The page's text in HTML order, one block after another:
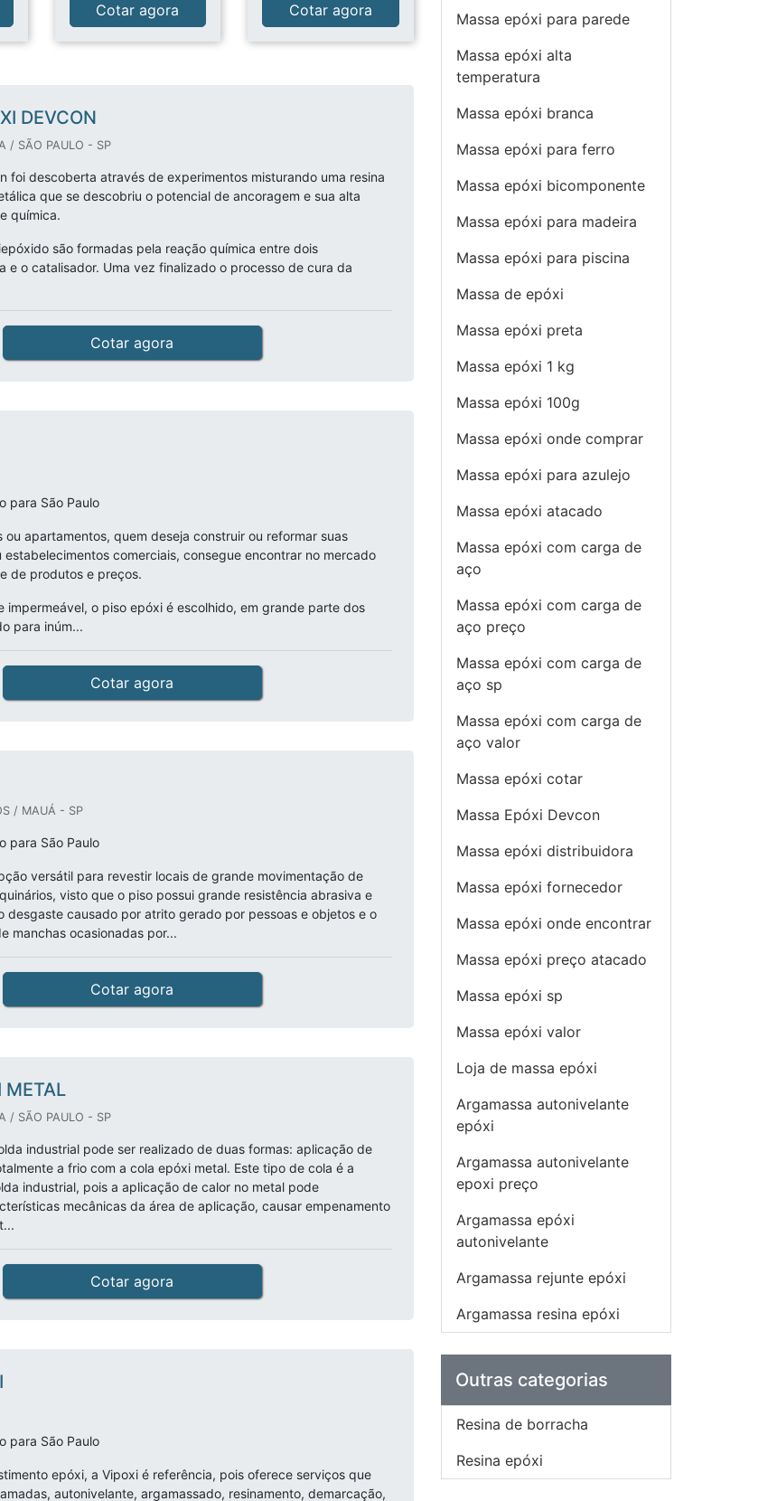
Cotar agora Cotar agora
DEVCON
/ SÃO PAULO - SP
foi descoberta através de experimentos misturando uma resina
que se descobriu o potencial de ancoragem e sua alta
química.
são formadas pela reação química entre dois
e o catalisador. Uma vez finalizado o processo de cura da
Cotar agora
para São Paulo
ou apartamentos, quem deseja construir ou reformar suas
estabelecimentos comerciais, consegue encontrar no mercado
de produtos e preços.
impermeável, o piso epóxi é escolhido, em grande parte dos
para inúm...
Cotar agora
/ MAUÁ - SP
para São Paulo
versátil para revestir locais de grande movimentação de
visto que o piso possui grande resistência abrasiva e
desgaste causado por atrito gerado por pessoas e objetos e o
manchas ocasionadas por...
Cotar agora
METAL
/ SÃO PAULO - SP
industrial pode ser realizado de duas formas: aplicação de
a frio com a cola epóxi metal. Este tipo de cola é a
industrial, pois a aplicação de calor no metal pode
mecânicas da área de aplicação, causar empenamento
Cotar agora
para São Paulo
epóxi, a Vipoxi é referência, pois oferece serviços que
autonivelante, argamassado, resinamento, demarcação,
Massa epóxi para parede
Massa epóxi alta
temperatura
Massa epóxi branca
Massa epóxi para ferro
Massa epóxi bicomponente
Massa epóxi para madeira
Massa epóxi para piscina
Massa de epóxi
Massa epóxi preta
Massa epóxi 1 kg
Massa epóxi 100g
Massa epóxi onde comprar
Massa epóxi para azulejo
Massa epóxi atacado
Massa epóxi com carga de
aço
Massa epóxi com carga de
aço preço
Massa epóxi com carga de
aço sp
Massa epóxi com carga de
aço valor
Massa epóxi cotar
Massa Epóxi Devcon
Massa epóxi distribuidora
Massa epóxi fornecedor
Massa epóxi onde encontrar
Massa epóxi preço atacado
Massa epóxi sp
Massa epóxi valor
Loja de massa epóxi
Argamassa autonivelante
epóxi
Argamassa autonivelante
epoxi preço
Argamassa epóxi
autonivelante
Argamassa rejunte epóxi
Argamassa resina epóxi
Outras categorias
Resina de borracha
Resina epóxi